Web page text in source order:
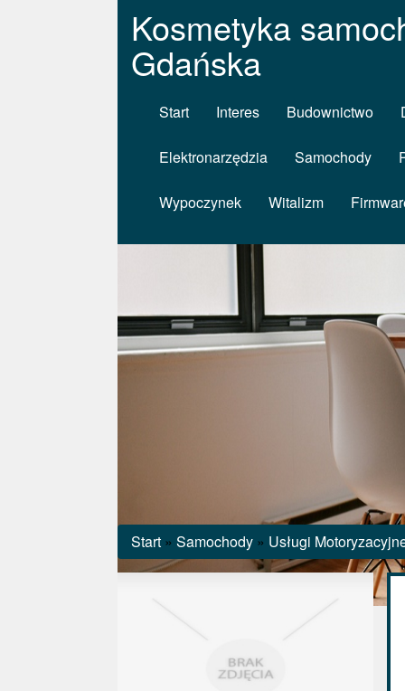
Kosmetyka
Gdańska
Start Interes Budownictwo
Elektronarzędzia Samochody
Wypoczynek Witalizm
Start » Samochody » Usługi